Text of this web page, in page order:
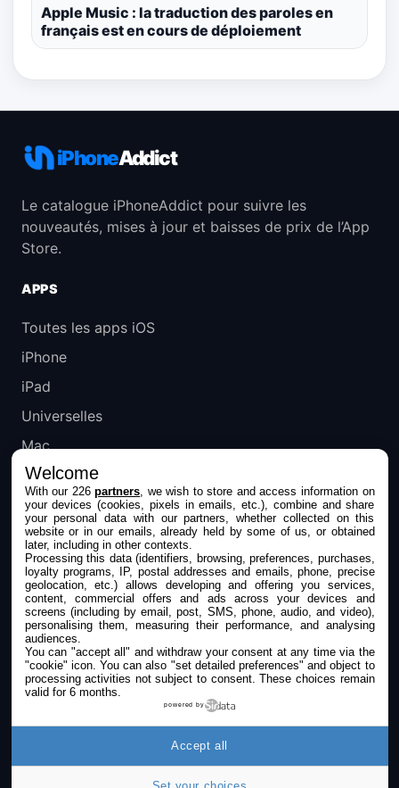
Apple Music : la traduction des paroles en
français est en cours de déploiement
iPhoneAddict
Le catalogue iPhoneAddict pour suivre les
nouveautés, mises à jour et baisses de prix de l’App
Store.
APPS
Toutes les apps iOS
iPhone
iPad
Universelles
Mac
Apple TV
IPHONEADDICT
Actualité Apple
Archives keynotes
Contact
À propos
KultureGeek
Welcome
With our 226partners , we wish to store and access information on
your devices (cookies, pixels in emails, etc.), combine and share
your personal data with our partners, whether collected on this
website or in our emails, already held by some of us, or obtained
later, including in other contexts.
Processing this data (identifiers, browsing, preferences, purchases,
loyalty programs, IP, postal addresses and emails, phone, precise
geolocation, etc.) allows developing and offering you services,
content, commercial offers and ads across your devices and
screens (including by email, post, SMS, phone, audio, and video),
personalising them, measuring their performance, and analysing
audiences.
You can "accept all" and withdraw your consent at any time via the
"cookie" icon. You can also "set detailed preferences" and object to
processing activities not subject to consent. These choices remain
valid for 6 months.
powered by
Set your choices
Accept all